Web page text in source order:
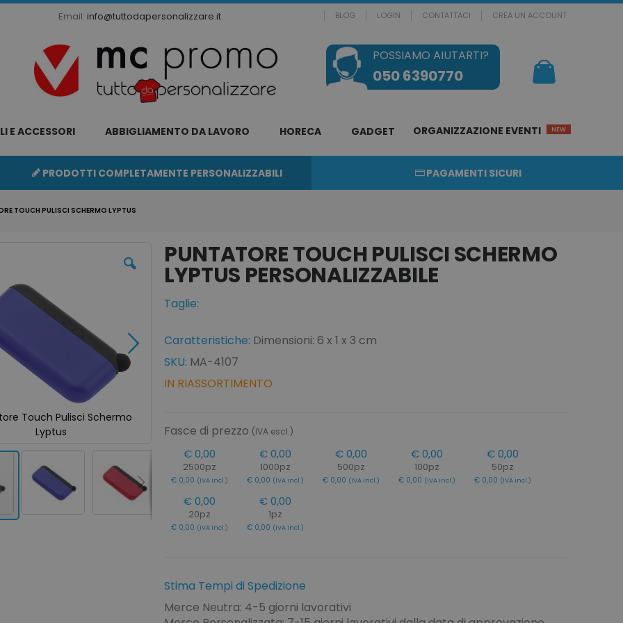
Email: info@tuttodapersonalizzare.it BLOG LOGIN CONTATTACI CREA UN ACCOUNT
POSSIAMO AIUTARTI?
050 6390770
E ACCESSORI ABBIGLIAMENTO DA LAVORO HORECA GADGET ORGANIZZAZIONE EVENTI NEW
PRODOTTI COMPLETAMENTE PERSONALIZZABILI PAGAMENTI SICURI
TOUCH PULISCI SCHERMO LYPTUS
Touch Pulisci Schermo
Lyptus
Lyptus
PUNTATORE TOUCH PULISCI SCHERMO
LYPTUS
Taglie:
Caratteristiche: Dimensioni: 6 x 1 x 3 cm
SKU: MA-4107
IN RIASSORTIMENTO
Fasce di prezzo (IVA escl.)
€ 0,00
2500pz
€ 0,00 (IVA incl.)
€ 0,00
1000pz
€ 0,00 (IVA incl.)
€ 0,00
500pz
€ 0,00 (IVA incl.)
€ 0,00
100pz
€ 0,00 (IVA incl.)
€ 0,00
50pz
€ 0,00 (IVA incl.)
€ 0,00
20pz
€ 0,00 (IVA incl.)
€ 0,00
1pz
€ 0,00 (IVA incl.)
Stima Tempi di Spedizione
Merce Neutra: 4-5 giorni lavorativi